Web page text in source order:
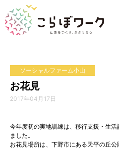
お花見
ソーシャルファーム小山
2017年04月17日
今年度初の実地訓練は、移行支援・生
ました。
お花見場所は、下野市にある天平の丘公